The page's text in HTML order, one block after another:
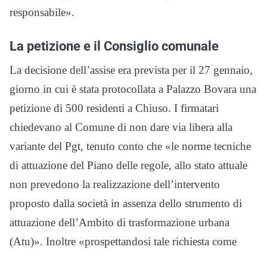
responsabile».
La petizione e il Consiglio comunale
La decisione dell’assise era prevista per il 27 gennaio,
giorno in cui è stata protocollata a Palazzo Bovara una
petizione di 500 residenti a Chiuso. I firmatari
chiedevano al Comune di non dare via libera alla
variante del Pgt, tenuto conto che «le norme tecniche
di attuazione del Piano delle regole, allo stato attuale
non prevedono la realizzazione dell’intervento
proposto dalla società in assenza dello strumento di
attuazione dell’Ambito di trasformazione urbana
(Atu)». Inoltre «prospettandosi tale richiesta come